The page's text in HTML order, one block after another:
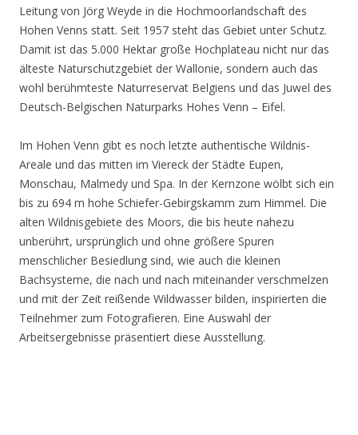
Leitung von Jörg Weyde in die Hochmoorlandschaft des
Hohen Venns statt. Seit 1957 steht das Gebiet unter Schutz.
Damit ist das 5.000 Hektar große Hochplateau nicht nur das
älteste Naturschutzgebiet der Wallonie, sondern auch das
wohl berühmteste Naturreservat Belgiens und das Juwel des
Deutsch-Belgischen Naturparks Hohes Venn – Eifel.
Im Hohen Venn gibt es noch letzte authentische Wildnis-
Areale und das mitten im Viereck der Städte Eupen,
Monschau, Malmedy und Spa. In der Kernzone wölbt sich ein
bis zu 694 m hohe Schiefer-Gebirgskamm zum Himmel. Die
alten Wildnisgebiete des Moors, die bis heute nahezu
unberührt, ursprünglich und ohne größere Spuren
menschlicher Besiedlung sind, wie auch die kleinen
Bachsysteme, die nach und nach miteinander verschmelzen
und mit der Zeit reißende Wildwasser bilden, inspirierten die
Teilnehmer zum Fotografieren. Eine Auswahl der
Arbeitsergebnisse präsentiert diese Ausstellung.